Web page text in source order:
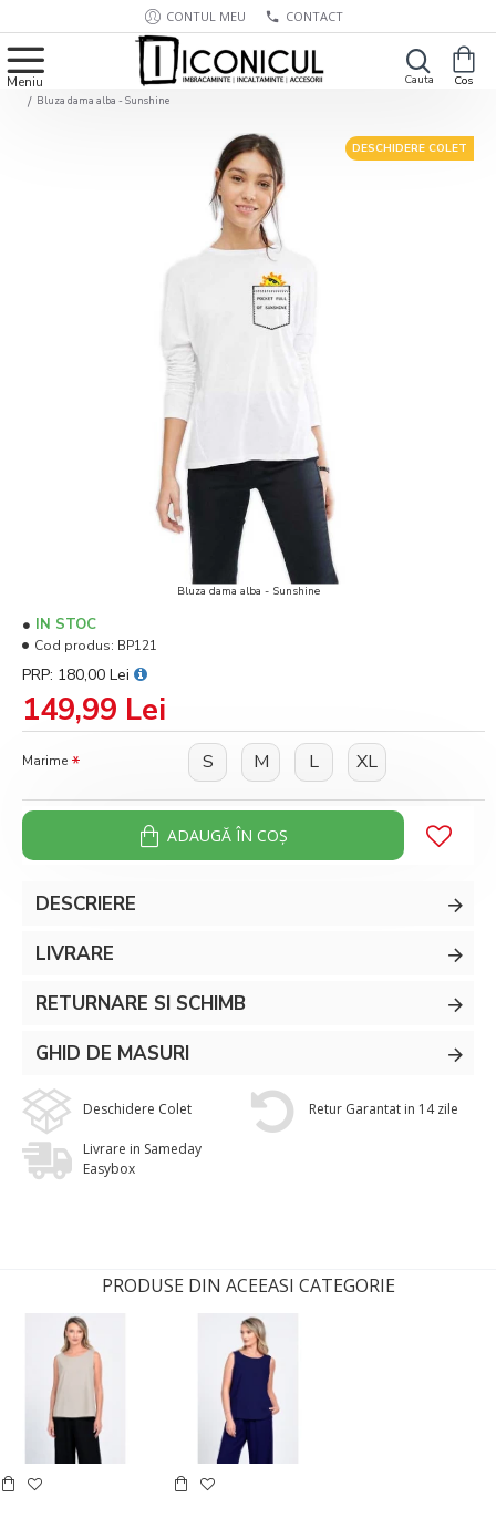
CONTUL MEU CONTACT
Bluza dama alba - Sunshine
DESCHIDERE COLET
Bluza dama alba - Sunshine
149,99 Lei
PRP: 180,00 Lei
IN STOC
Cod produs: BP121
Marime S M L XL
ADAUGĂ ÎN COŞ
DESCRIERE
LIVRARE
RETURNARE SI SCHIMB
GHID DE MASURI
Deschidere Colet Retur Garantat in 14 zile
Livrare in Sameday
Easybox
PRODUSE DIN ACEEASI CATEGORIE